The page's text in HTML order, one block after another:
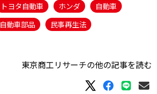
トヨタ自動車 ホンダ
自動車
自動車部品
民事再生法
東京商工リサーチの他の記事を読む